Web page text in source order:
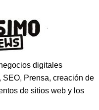
digitales
Prensa, creación de
de sitios web y los